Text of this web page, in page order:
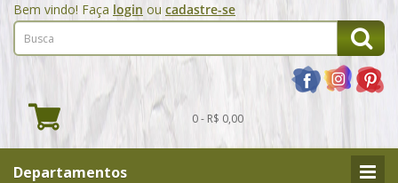
Bem vindo! Faça login ou cadastre-se
0 - R$ 0,00
Departamentos